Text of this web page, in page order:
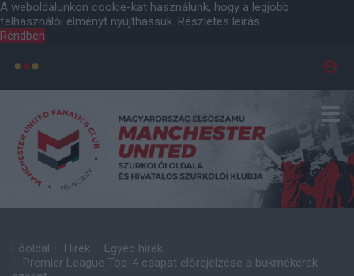
A weboldalunkon cookie-kat használunk, hogy a legjobb
felhasználói élményt nyújthassuk. Részletes leírás
Rendben
Főoldal Hírek
Egyéb hírek
Premier League Top-4 csapat előrejelzése a bukmékerek